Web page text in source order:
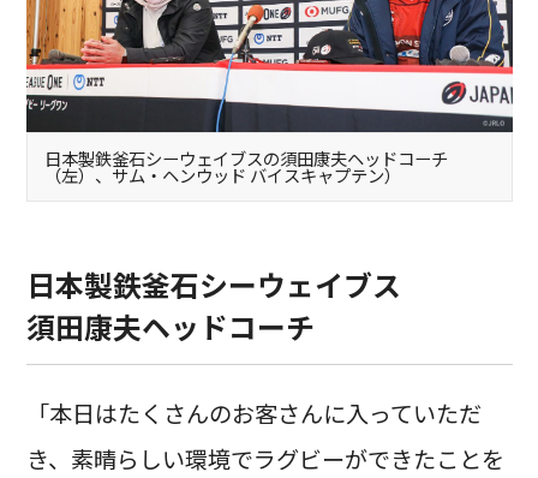
日本製鉄釜石シーウェイブスの須田康夫ヘッドコーチ
（左）、サム・ヘンウッド バイスキャプテン）
日本製鉄釜石シーウェイブス
須田康夫ヘッドコーチ
「本日はたくさんのお客さんに入っていただ
き、素晴らしい環境でラグビーができたことを